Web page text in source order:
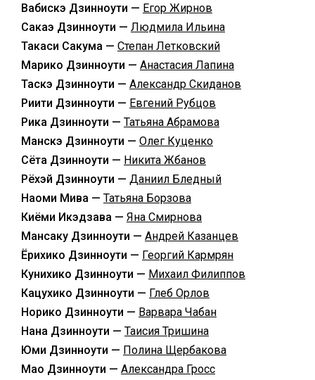
Вабискэ Дзинноути — Егор Жирнов
Сакаэ Дзинноути — Людмила Ильина
Такаси Сакума — Степан Летковский
Марико Дзинноути — Анастасия Лапина
Таскэ Дзинноути — Александр Скиданов
Риити Дзинноути — Евгений Рубцов
Рика Дзинноути — Татьяна Абрамова
Манскэ Дзинноути — Олег Куценко
Сёта Дзинноути — Никита Жбанов
Рёхэй Дзинноути — Даниил Бледный
Наоми Мива — Татьяна Борзова
Киёми Икэдзава — Яна Смирнова
Мансаку Дзинноути — Андрей Казанцев
Ёрихико Дзинноути — Георгий Кармрян
Кунихико Дзинноути — Михаил Филиппов
Кацухико Дзинноути — Глеб Орлов
Норико Дзинноути — Варвара Чабан
Нана Дзинноути — Таисия Тришина
Юми Дзинноути — Полина Щербакова
Мао Дзинноути — Александра Гросс